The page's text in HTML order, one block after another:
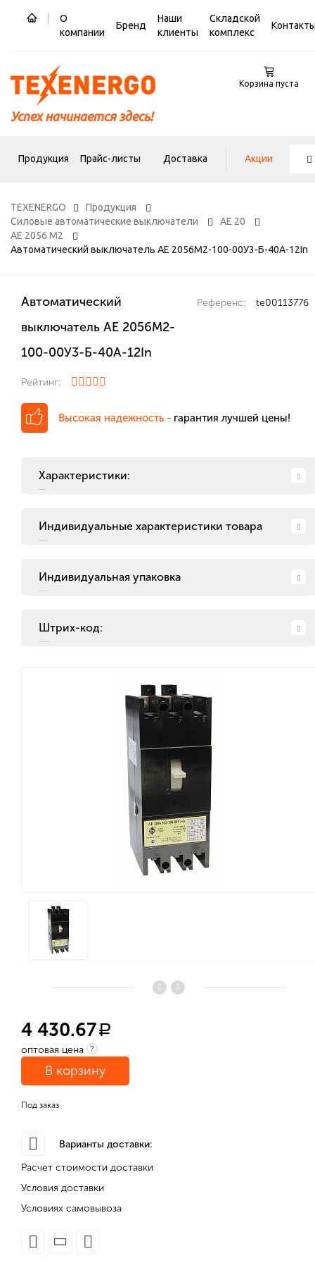
О
компании
Бренд
Наши
клиенты
Складской
комплекс
Успех начинается здесь!
Корзина пуста
Продукция Прайс-листы Доставка Акции
TEXENERGO
Продукция
Силовые автоматические выключатели
АЕ 20
АЕ 2056 М2
Автоматический выключатель AE 2056M2-100-00У3-Б-40А-12In
Автоматический
выключатель AE 2056M2-
100-00У3-Б-40А-12In
Референс: te00113776
Рейтинг:
Высокая надежность - гарантия лучшей цены!
Характеристики:
Индивидуальные характеристики товара
Индивидуальная упаковка
Штрих-код:
4 430.67 a
оптовая цена ?
В корзину
Под заказ
Варианты доставки:
Расчет стоимости доставки
Условия доставки
Условиях самовывоза